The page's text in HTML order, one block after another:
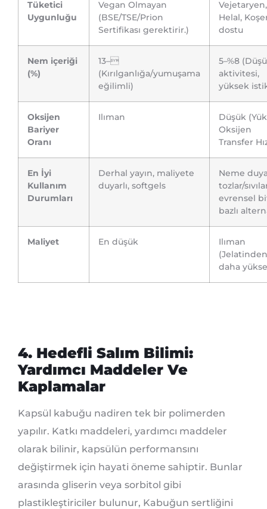
Tüketici
Uygunluğu
Vegan Olmayan
(BSE/TSE/Prion
Sertifikası gerektirir.)
Vejetaryen,
Helal,
dostu
Nem içeriği
(%)
13–
(Kırılganlığa/yumuşama
eğilimli)
5–%8
aktivitesi,
yüksek
Oksijen
Bariyer
Oranı
Ilıman
Düşük
Oksijen
Transfer
En İyi
Kullanım
Durumları
Derhal yayın, maliyete
duyarlı, softgels
Neme
tozlar/
evrensel
bazlı
Maliyet En düşük
Ilıman
(Jelatinden
daha
4. Hedefli Salım Bilimi:
Yardımcı Maddeler Ve
Kaplamalar
Kapsül kabuğu nadiren tek bir polimerden
yapılır. Katkı maddeleri, yardımcı maddeler
olarak bilinir, kapsülün performansını
değiştirmek için hayati öneme sahiptir. Bunlar
arasında gliserin veya sorbitol gibi
plastikleştiriciler bulunur, Kabuğun sertliğini